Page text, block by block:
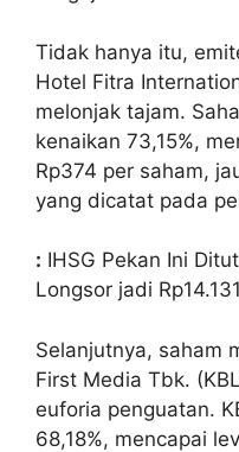
Tidak hanya itu,
Hotel Fitra
melonjak tajam.
kenaikan 73,15%,
Rp374 per saham,
yang dicatat pada
: IHSG Pekan Ini
Longsor jadi
Selanjutnya, saham
First Media Tbk.
euforia penguatan.
68,18%, mencapai